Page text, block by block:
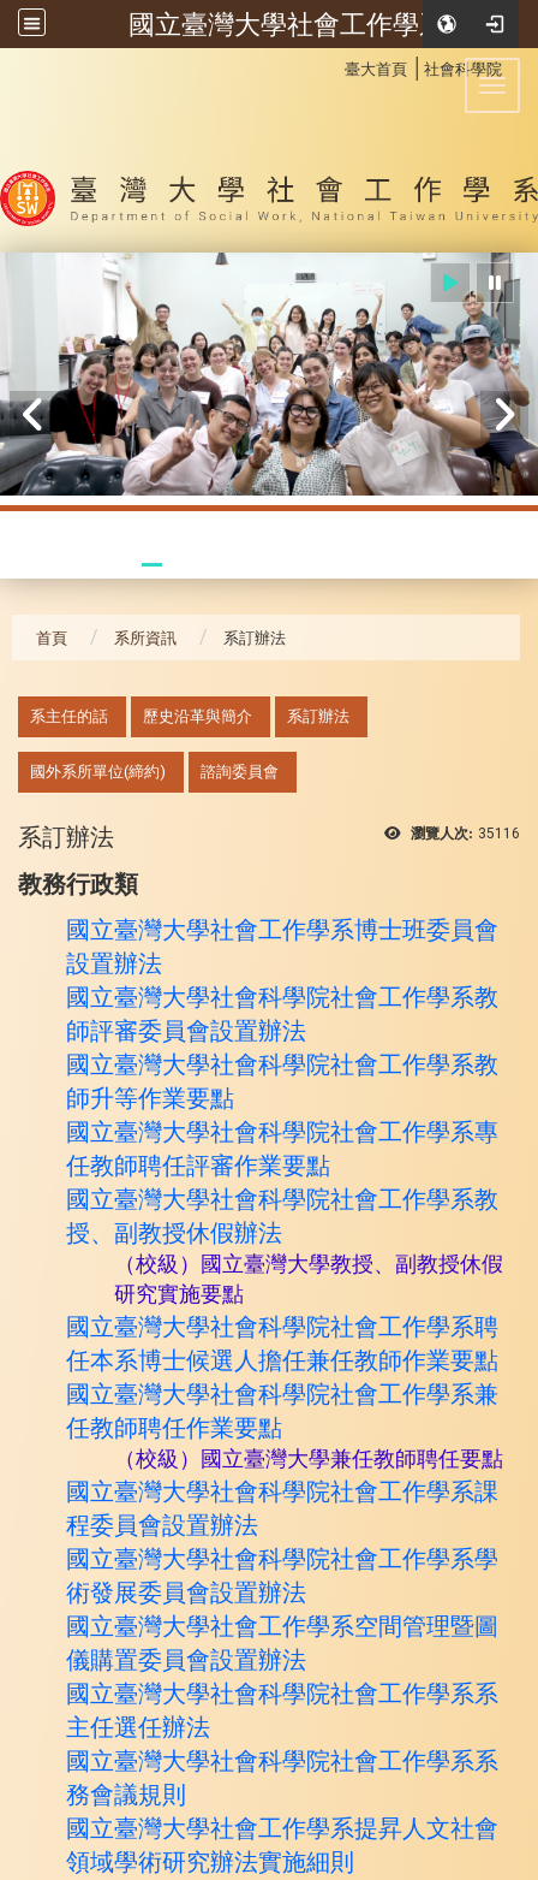
國立臺灣大學社會工作學系
臺大首頁 社會科學院
首頁 系所資訊 系訂辦法
系主任的話 歷史沿革與簡介 系訂辦法
國外系所單位(締約) 諮詢委員會
瀏覽人次: 35116
系訂辦法
教務行政類
國立臺灣大學社會工作學系博士班委員會
設置辦法
國立臺灣大學社會科學院社會工作學系教
師評審委員會設置辦法
國立臺灣大學社會科學院社會工作學系教
師升等作業要點
國立臺灣大學社會科學院社會工作學系專
任教師聘任評審作業要點
國立臺灣大學社會科學院社會工作學系教
授、副教授休假辦法
（校級）國立臺灣大學教授、副教授休假
研究實施要點
國立臺灣大學社會科學院社會工作學系聘
任本系博士候選人擔任兼任教師作業要點
國立臺灣大學社會科學院社會工作學系兼
任教師聘任作業要點
（校級 ） 國立臺灣大學兼任教師聘任要點
國立臺灣大學社會科學院社會工作學系課
程委員會設置辦法
國立臺灣大學社會科學院社會工作學系學
術發展委員會設置辦法
國立臺灣大學社會工作學系空間管理暨圖
儀購置委員會設置辦法
國立臺灣大學社會科學院社會工作學系系
主任選任辦法
國立臺灣大學社會科學院社會工作學系系
務會議規則
國立臺灣大學社會工作學系提昇人文社會
領域學術研究辦法實施細則